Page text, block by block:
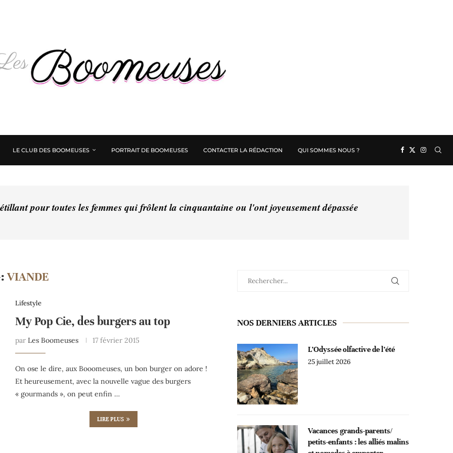
LE CLUB DES BOOMEUSES PORTRAIT DE BOOMEUSES CONTACTER LA RÉDACTION QUI SOMMES NOUS ?
pour toutes les femmes qui frôlent la cinquantaine ou l'ont joyeusement dépassée
VIANDE
Lifestyle
My Pop Cie, des burgers au top
par Les Boomeuses 17 février 2015
On ose le dire, aux Booomeuses, un bon burger on adore !
Et heureusement, avec la nouvelle vague des burgers
« gourmands », on peut enfin …
LIRE PLUS
NOS DERNIERS ARTICLES
L’Odyssée olfactive de l’été
25 juillet 2026
Vacances grands-parents/
petits-enfants : les alliés malins